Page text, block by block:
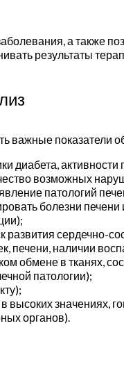
а также
результаты
важные показатели
диабета,
возможных
патологий
болезни
развития сердечно-
печени, наличии
обмене в тканях,
патологии);
высоких значениях,
органов).